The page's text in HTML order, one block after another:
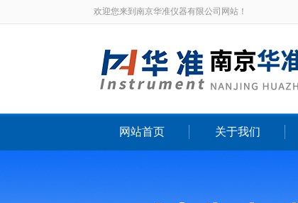
欢迎您来到南京华准仪器有限公司网站！
网站首页 关于我们